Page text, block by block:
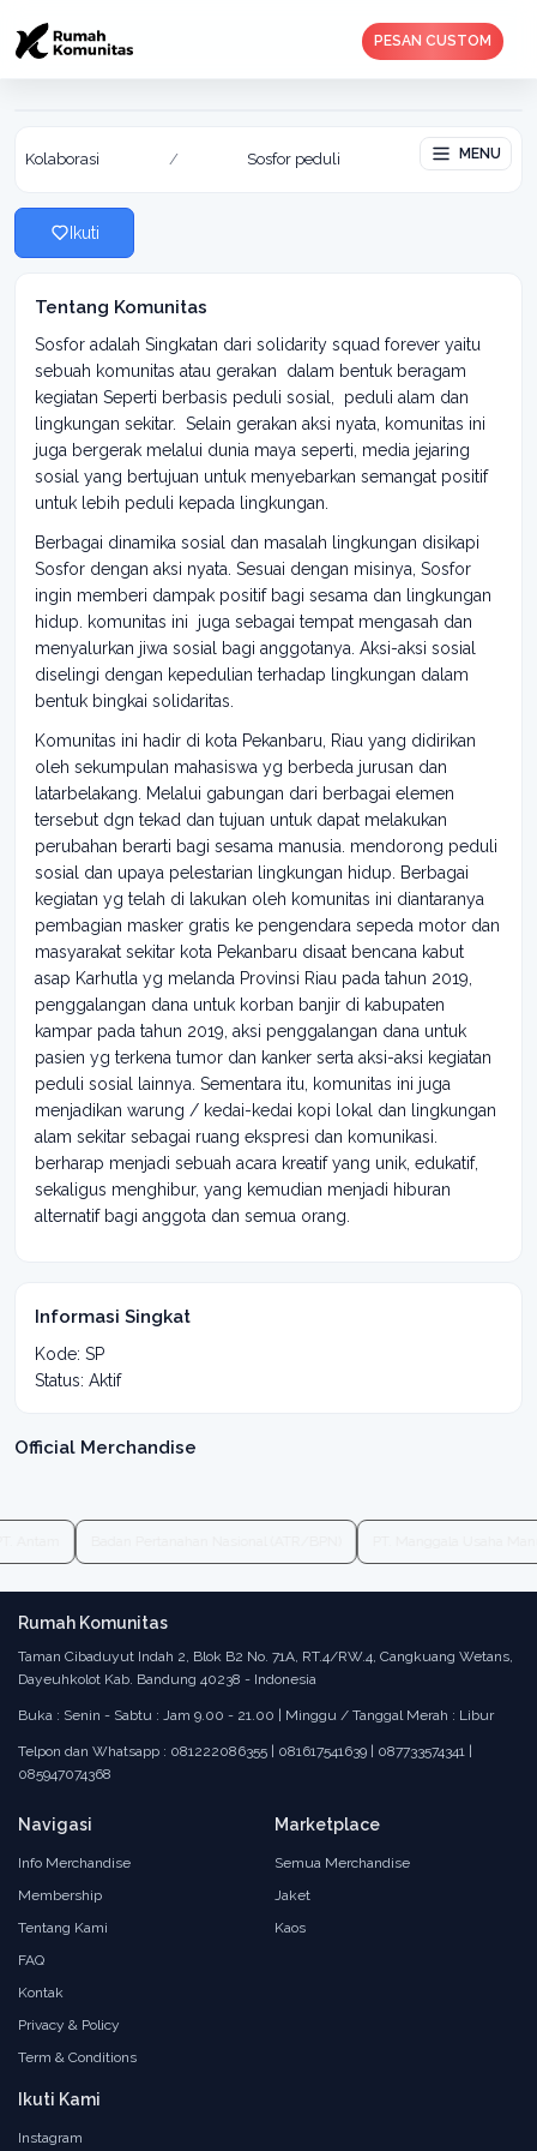
PESAN CUSTOM
Sosfor peduli
Aktif: 19 May 2020
Kolaborasi / Sosfor peduli MENU
Ikuti
Tentang Komunitas
Sosfor adalah Singkatan dari solidarity squad forever yaitu
sebuah komunitas atau gerakan dalam bentuk beragam
kegiatan Seperti berbasis peduli sosial, peduli alam dan
lingkungan sekitar. Selain gerakan aksi nyata, komunitas ini
juga bergerak melalui dunia maya seperti, media jejaring
sosial yang bertujuan untuk menyebarkan semangat positif
untuk lebih peduli kepada lingkungan.
Berbagai dinamika sosial dan masalah lingkungan disikapi
Sosfor dengan aksi nyata. Sesuai dengan misinya, Sosfor
ingin memberi dampak positif bagi sesama dan lingkungan
hidup. komunitas ini juga sebagai tempat mengasah dan
menyalurkan jiwa sosial bagi anggotanya. Aksi-aksi sosial
diselingi dengan kepedulian terhadap lingkungan dalam
bentuk bingkai solidaritas.
Komunitas ini hadir di kota Pekanbaru, Riau yang didirikan
oleh sekumpulan mahasiswa yg berbeda jurusan dan
latarbelakang. Melalui gabungan dari berbagai elemen
tersebut dgn tekad dan tujuan untuk dapat melakukan
perubahan berarti bagi sesama manusia. mendorong peduli
sosial dan upaya pelestarian lingkungan hidup. Berbagai
kegiatan yg telah di lakukan oleh komunitas ini diantaranya
pembagian masker gratis ke pengendara sepeda motor dan
masyarakat sekitar kota Pekanbaru disaat bencana kabut
asap Karhutla yg melanda Provinsi Riau pada tahun 2019,
penggalangan dana untuk korban banjir di kabupaten
kampar pada tahun 2019, aksi penggalangan dana untuk
pasien yg terkena tumor dan kanker serta aksi-aksi kegiatan
peduli sosial lainnya. Sementara itu, komunitas ini juga
menjadikan warung / kedai-kedai kopi lokal dan lingkungan
alam sekitar sebagai ruang ekspresi dan komunikasi.
berharap menjadi sebuah acara kreatif yang unik, edukatif,
sekaligus menghibur, yang kemudian menjadi hiburan
alternatif bagi anggota dan semua orang.
Informasi Singkat
Kode: SP
Status: Aktif
Official Merchandise
Rumah Komunitas
Taman Cibaduyut Indah 2, Blok B2 No. 71A, RT.4/RW.4, Cangkuang Wetans,
Dayeuhkolot Kab. Bandung 40238 - Indonesia
Buka : Senin - Sabtu : Jam 9.00 - 21.00 | Minggu / Tanggal Merah : Libur
Telpon dan Whatsapp : 081222086355 | 081617541639 | 087733574341 |
085947074368
Navigasi
Info Merchandise
Membership
Tentang Kami
FAQ
Kontak
Privacy & Policy
Term & Conditions
Marketplace
Semua Merchandise
Jaket
Kaos
Ikuti Kami
Instagram